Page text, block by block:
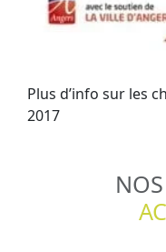
Plus d’info sur les
2017